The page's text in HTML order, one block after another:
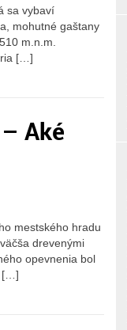
sa vybaví
mohutné gaštany
m.n.m.
[…]
Aké
mestského hradu
drevenými
opevnenia bol
[…]